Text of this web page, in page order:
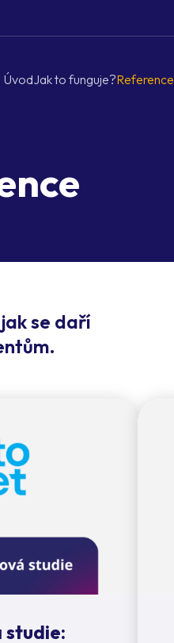
ÚvodJak to funguje?Reference
se daří
studie: